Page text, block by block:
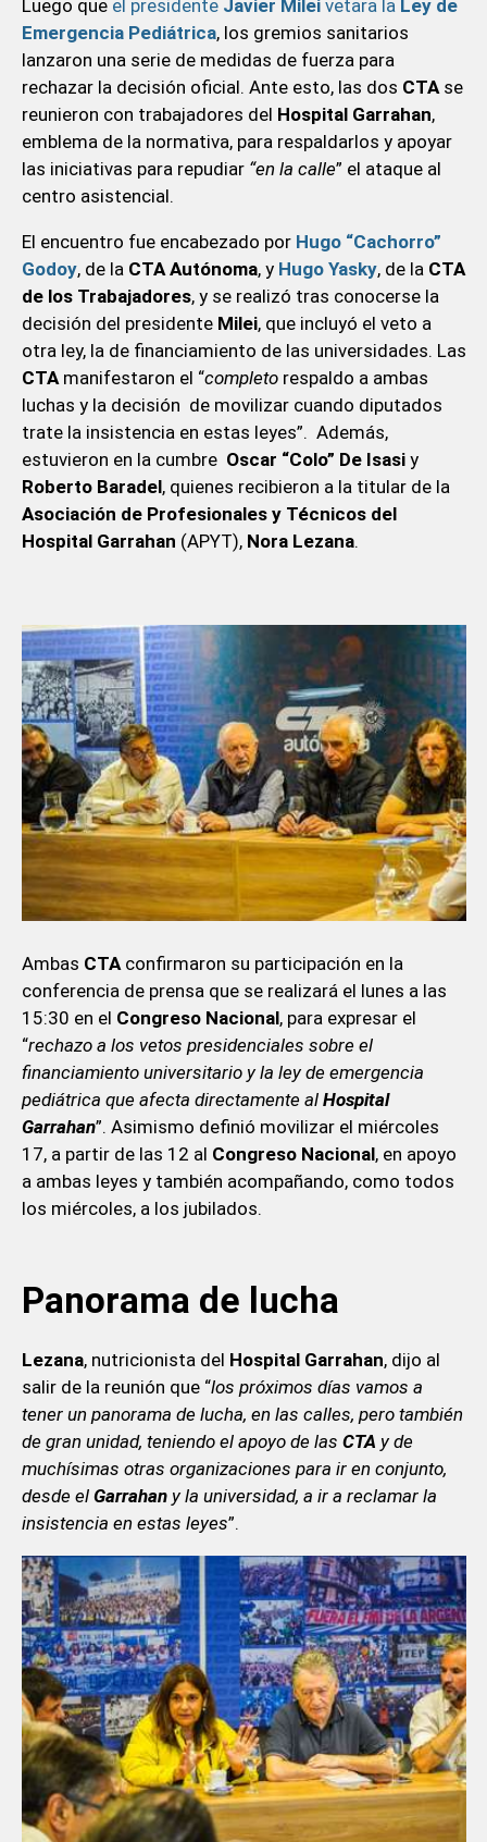
Luego que el presidente Javier Mileivetara la Ley de
Emergencia Pediátrica, los gremios sanitarios
lanzaron una serie de medidas de fuerza para
rechazar la decisión oficial. Ante esto, las dos CTAse
reunieron con trabajadores del Hospital Garrahan,
emblema de la normativa, para respaldarlos y apoyar
las iniciativas para repudiar “en la calle” el ataque al
centro asistencial.
El encuentro fue encabezado por Hugo “Cachorro”
Godoy, de la CTA Autónoma, y Hugo Yasky, de la CTA
de los Trabajadores, y se realizó tras conocerse la
decisión del presidente Milei, que incluyó el veto a
otra ley, la de financiamiento de las universidades. Las
CTAmanifestaron el “completorespaldo a ambas
luchas y la decisión de movilizar cuando diputados
trate la insistencia en estas leyes”. Además,
estuvieron en la cumbre Oscar “Colo” De Isasi y
Roberto Baradel, quienes recibieron a la titular de la
Asociación de Profesionales y Técnicos del
Hospital Garrahan (APYT), Nora Lezana.
Ambas CTAconfirmaron su participación en la
conferencia de prensa que se realizará el lunes a las
15:30 en el Congreso Nacional, para expresar el
“rechazo a los vetos presidenciales sobre el
financiamiento universitario y la ley de emergencia
pediátrica que afecta directamente al Hospital
Garrahan”. Asimismo definió movilizar el miércoles
17, a partir de las 12 al Congreso Nacional, en apoyo
a ambas leyes y también acompañando, como todos
los miércoles, a los jubilados.
Panorama de lucha
Lezana, nutricionista del Hospital Garrahan, dijo al
salir de la reunión que “los próximos días vamos a
tener un panorama de lucha, en las calles, pero también
de gran unidad, teniendo el apoyo de las CTA y de
muchísimas otras organizaciones para ir en conjunto,
desde el Garrahany la universidad, a ir a reclamar la
insistencia en estas leyes”.